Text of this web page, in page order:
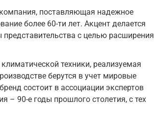
поставляющая надежное
более 60-ти лет. Акцент делается
с целью расширения
техники, реализуемая
берутся в учет мировые
состоит в ассоциации экспертов
– 90-е годы прошлого столетия, с тех